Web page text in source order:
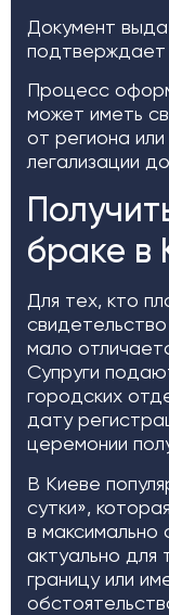
Документ
подтверждает
Процесс
может иметь
от региона
легализации
браке в
Для тех, кто
мало
Супруги
городских
дату
церемонии
В Киеве
сутки»,
в
актуально для
границу или